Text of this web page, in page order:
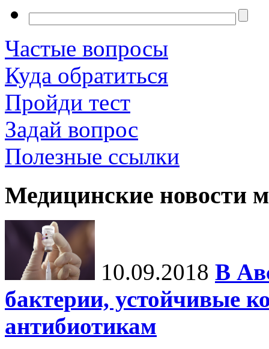
Частые вопросы
Куда обратиться
Пройди тест
Задай вопрос
Полезные ссылки
Медицинские новости
10.09.2018 В
бактерии, устойчивые
антибиотикам